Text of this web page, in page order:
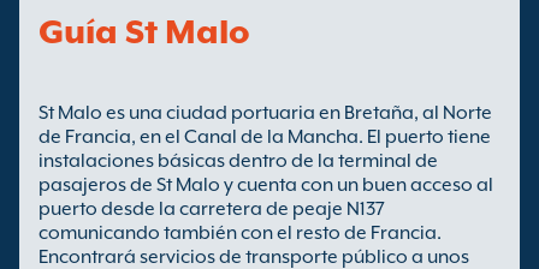
Guía St Malo
St Malo es una ciudad portuaria en Bretaña, al Norte
de Francia, en el Canal de la Mancha. El puerto tiene
instalaciones básicas dentro de la terminal de
pasajeros de St Malo y cuenta con un buen acceso al
puerto desde la carretera de peaje N137
comunicando también con el resto de Francia.
Encontrará servicios de transporte público a unos